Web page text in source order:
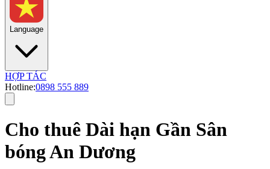
Language
HỢP TÁC
Hotline:0898 555 889
Cho thuê Dài hạn Gần Sân
bóng An Dương